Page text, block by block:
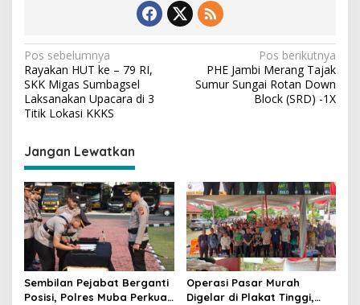
N
a
v
g
a
s
i
p
o
s
Pos sebelumnya
Rayakan HUT ke – 79 RI,
SKK Migas Sumbagsel
Laksanakan Upacara di 3
Titik Lokasi KKKS
Pos berikutnya
PHE Jambi Merang Tajak
Sumur Sungai Rotan Down
Block (SRD) -1X
Jangan Lewatkan
Sembilan Pejabat Berganti
Posisi, Polres Muba Perkuat
Operasi Pasar Murah
Digelar di Plakat Tinggi,